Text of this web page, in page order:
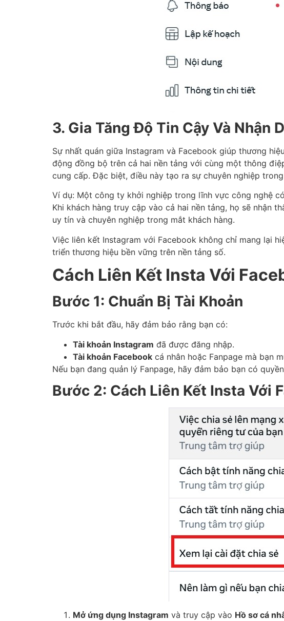
3. Gia Tăng Độ Tin Cậy Và Nhận
Sự nhất quán giữa Instagram và Facebook giúp thương
động đồng bộ trên cả hai nền tảng với cùng một thông
cung cấp. Đặc biệt, điều này tạo ra sự chuyên nghiệp
Ví dụ: Một công ty khởi nghiệp trong lĩnh vực công nghệ
Khi khách hàng truy cập vào cả hai nền tảng, họ sẽ nhận
uy tín và chuyên nghiệp trong mắt khách hàng.
Việc liên kết Instagram với Facebook không chỉ mang lại
triển thương hiệu bền vững trên nền tảng số.
Cách Liên Kết Insta Với
Bước 1: Chuẩn Bị Tài Khoản
Trước khi bắt đầu, hãy đảm bảo rằng bạn có:
Tài khoản Instagram đã được đăng nhập.
Tài khoản Facebook cá nhân hoặc Fanpage mà bạn
Nếu bạn đang quản lý Fanpage, hãy đảm bảo bạn có
Bước 2: Cách Liên Kết Insta Với
Mở ứng dụng Instagram và truy cập vào Hồ sơ cá